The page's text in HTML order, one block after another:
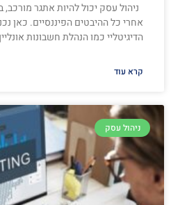
ניהול עסק יכול להיות אתגר
אחרי כל ההיבטים הפיננסיים. כאן
הדיגיטליי כמו הנהלת חשבונות
קרא עוד
ניהול עסק